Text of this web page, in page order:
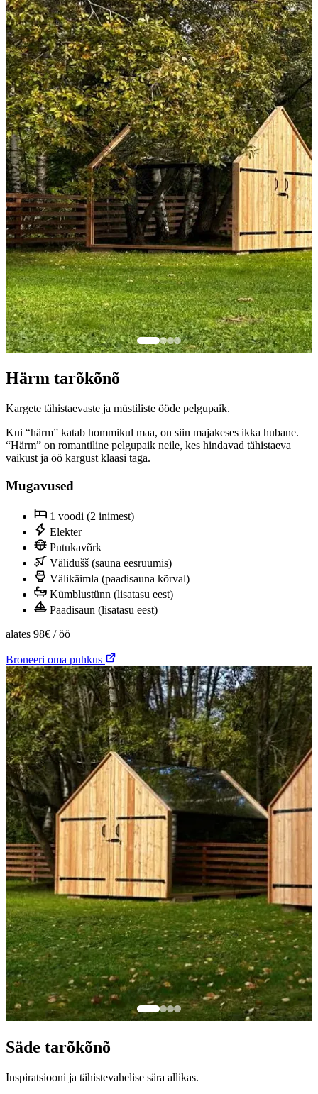
Härm tarõkõnõ
Kargete tähistaevaste ja müstiliste ööde pelgupaik.
Kui “härm” katab hommikul maa, on siin majakeses ikka hubane.
“Härm” on romantiline pelgupaik neile, kes hindavad tähistaeva
vaikust ja öö kargust klaasi taga.
Mugavused
1 voodi (2 inimest)
Elekter
Putukavõrk
Välidušš (sauna eesruumis)
Välikäimla (paadisauna kõrval)
Kümblustünn (lisatasu eest)
Paadisaun (lisatasu eest)
alates 98€ / öö
Broneeri oma puhkus
Säde tarõkõnõ
Inspiratsiooni ja tähistevahelise sära allikas.